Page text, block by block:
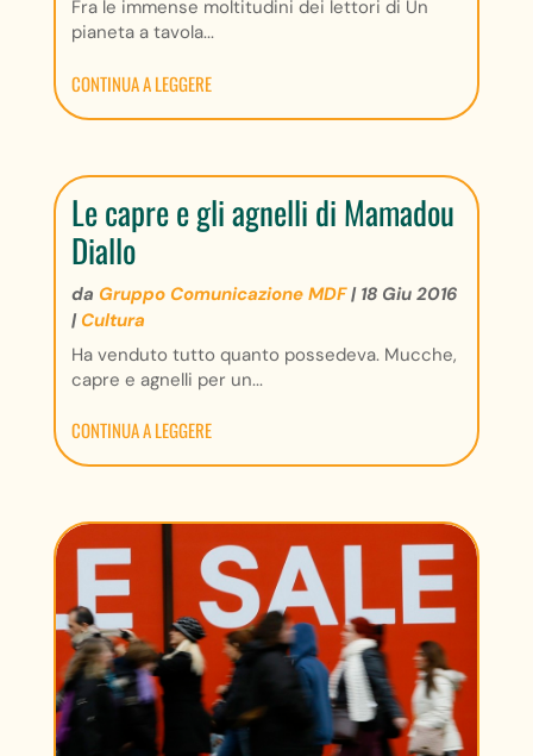
Fra le immense moltitudini dei lettori di Un
pianeta a tavola...
CONTINUA A LEGGERE
Le capre e gli agnelli di Mamadou
Diallo
da Gruppo Comunicazione MDF| 18 Giu 2016
| Cultura
Ha venduto tutto quanto possedeva. Mucche,
capre e agnelli per un...
CONTINUA A LEGGERE